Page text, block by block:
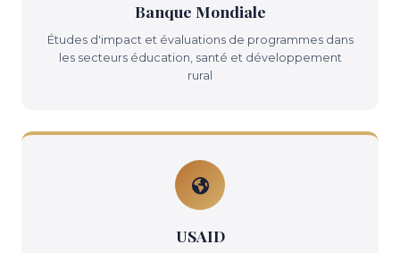
Banque Mondiale
Études d'impact et évaluations de programmes dans
les secteurs éducation, santé et développement
rural
USAID